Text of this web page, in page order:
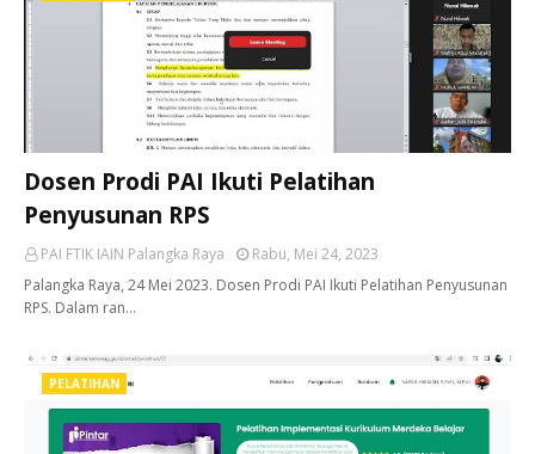
Dosen Prodi PAI Ikuti Pelatihan
Penyusunan RPS
PAI FTIK IAIN Palangka Raya
Rabu, Mei 24, 2023
Palangka Raya, 24 Mei 2023. Dosen Prodi PAI Ikuti Pelatihan Penyusunan
RPS. Dalam ran…
PELATIHAN